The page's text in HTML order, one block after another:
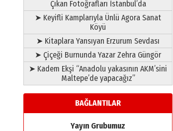
Çıkan Fotoğrafları İstanbul’da
➤ Keyifli Kamplarıyla Ünlü Agora Sanat
Köyü
➤ Kitaplara Yansıyan Erzurum Sevdası
➤ Çiçeği Burnunda Yazar Zehra Güngör
➤ Kadem Ekşi “Anadolu yakasının AKM’sini
Maltepe’de yapacağız”
BAĞLANTILAR
Yayın Grubumuz